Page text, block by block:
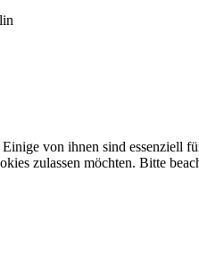
von ihnen sind essenziell
zulassen möchten. Bitte